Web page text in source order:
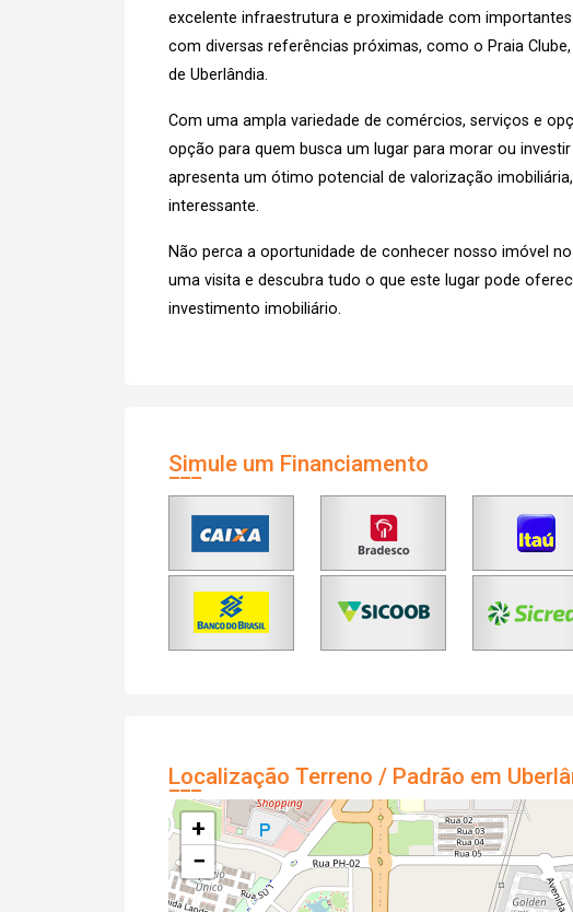
excelente infraestrutura e proximidade com
com diversas referências próximas, como o Praia
de Uberlândia.
Com uma ampla variedade de comércios, serviços e
opção para quem busca um lugar para morar ou
apresenta um ótimo potencial de valorização
interessante.
Não perca a oportunidade de conhecer nosso imóvel
uma visita e descubra tudo o que este lugar pode
investimento imobiliário.
Simule um Financiamento
Localização Terreno / Padrão em
+
−